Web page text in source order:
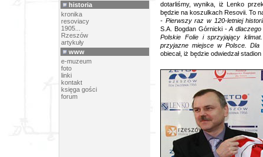
historia
kronika
resoviacy
1905...
Rzeszów
artykuły
www
e-muzeum
foto
linki
kontakt
księga gości
forum
dotarliśmy, wynika, iż Lenko
będzie na koszulkach Resovii. To
- Pierwszy raz w 120-letniej
S.A. Bogdan Górnicki -A
Polskie Folie i sprzyjający
przyjazne miejsce w Polsce. Dla
obiecał, iż będzie odwiedzał